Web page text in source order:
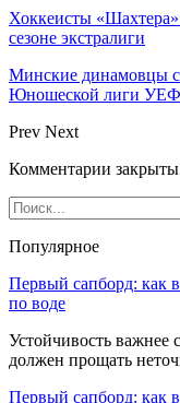
Хоккеисты
сезоне экстралиги
Минские динамовцы
Юношеской лиги
Prev Next
Комментарии
Популярное
Первый сапборд: как
по воде
Устойчивость важнее
должен прощать
Первый сапборд: как